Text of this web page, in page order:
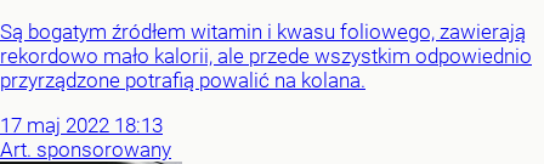
Są bogatym źródłem witamin i kwasu foliowego, zawierają
rekordowo mało kalorii, ale przede wszystkim odpowiednio
przyrządzone potrafią powalić na kolana.
17 maj 2022 18:13
Art. sponsorowany